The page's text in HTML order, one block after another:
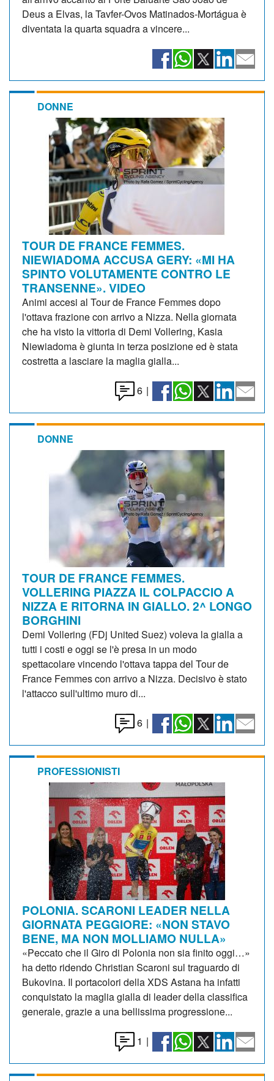
Deus a Elvas, la Tavfer-Ovos Matinados-Mortágua è
diventata la quarta squadra a vincere...
DONNE
TOUR DE FRANCE FEMMES.
NIEWIADOMA ACCUSA GERY: «MI HA
SPINTO VOLUTAMENTE CONTRO LE
TRANSENNE». VIDEO
Animi accesi al Tour de France Femmes dopo
l'ottava frazione con arrivo a Nizza. Nella giornata
che ha visto la vittoria di Demi Vollering, Kasia
Niewiadoma è giunta in terza posizione ed è stata
costretta a lasciare la maglia gialla...
6 |
DONNE
TOUR DE FRANCE FEMMES.
VOLLERING PIAZZA IL COLPACCIO A
NIZZA E RITORNA IN GIALLO. 2^ LONGO
BORGHINI
Demi Vollering (FDj United Suez) voleva la gialla a
tutti i costi e oggi se l'è presa in un modo
spettacolare vincendo l'ottava tappa del Tour de
France Femmes con arrivo a Nizza. Decisivo è stato
l'attacco sull'ultimo muro di...
6 |
PROFESSIONISTI
POLONIA. SCARONI LEADER NELLA
GIORNATA PEGGIORE: «NON STAVO
BENE, MA NON MOLLIAMO NULLA»
«Peccato che il Giro di Polonia non sia finito oggi…»
ha detto ridendo Christian Scaroni sul traguardo di
Bukovina. Il portacolori della XDS Astana ha infatti
conquistato la maglia gialla di leader della classifica
generale, grazie a una bellissima progressione...
1 |